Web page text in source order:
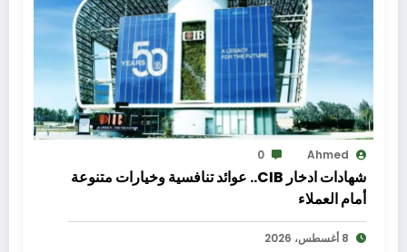
Ahmed
0
شهادات ادخار CIB.. عوائد تنافسية وخيارات متنوعة
أمام العملاء
8 أغسطس، 2026